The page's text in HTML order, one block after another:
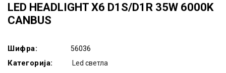
LED HEADLIGHT X6 D1S/D1R 35W 6000K
CANBUS
Шифра: 56036
Категорија: Led светла